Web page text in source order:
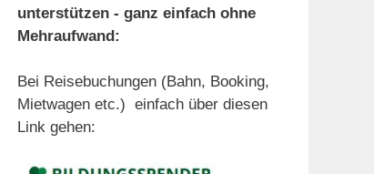
unterstützen - ganz einfach ohne
Mehraufwand:
Bei Reisebuchungen (Bahn, Booking,
Mietwagen etc.) einfach über diesen
Link gehen: